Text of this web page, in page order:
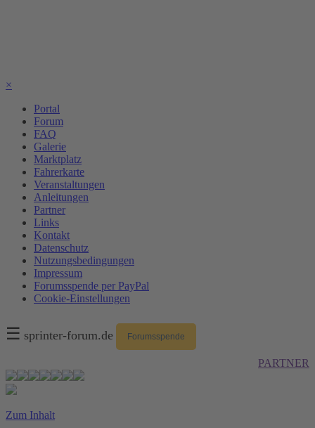
×
Portal
Forum
FAQ
Galerie
Marktplatz
Fahrerkarte
Veranstaltungen
Anleitungen
Partner
Links
Kontakt
Datenschutz
Nutzungsbedingungen
Impressum
Forumsspende per PayPal
Cookie-Einstellungen
☰ sprinter-forum.de Forumsspende
PARTNER
Zum Inhalt